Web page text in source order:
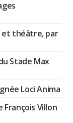
et théâtre, par
Stade Max
Loci Anima
Villon